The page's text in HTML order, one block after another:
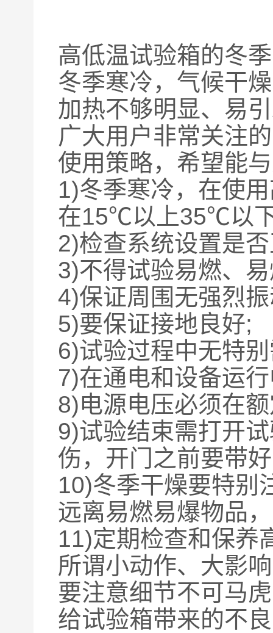
高低温试验箱的冬
冬季寒冷，气候干
加热不够明显、易
广大用户非常关注
使用策略，希望能
1)冬季寒冷，在使
在15℃以上35℃以
2)检查系统设置是
3)不得试验易燃、
4)保证周围无强烈
5)要保证接地良好;
6)试验过程中无特
7)在通电和设备运
8)电源电压必须在
9)试验结束需打开
伤，开门之前要带
10)冬季干燥要特别
远离易燃易爆物品
11)定期检查和保养
所谓小动作、大影
要注意细节不可马
给试验箱带来的不